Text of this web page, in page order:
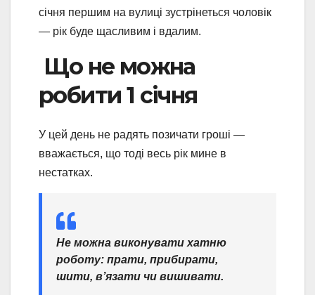
січня першим на вулиці зустрінеться чоловік
— рік буде щасливим і вдалим.
Що не можна
робити 1 січня
У цей день не радять позичати гроші —
вважається, що тоді весь рік мине в
нестатках.
Не можна виконувати хатню
роботу: прати, прибирати,
шити, в’язати чи вишивати.